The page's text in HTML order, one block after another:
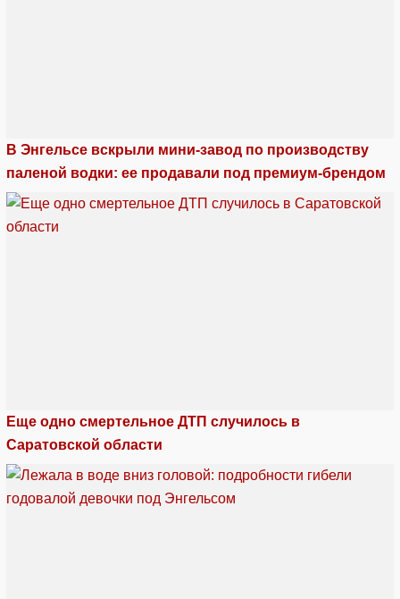
В Энгельсе вскрыли мини-завод по производству
паленой водки: ее продавали под премиум-брендом
Еще одно смертельное ДТП случилось в
Саратовской области